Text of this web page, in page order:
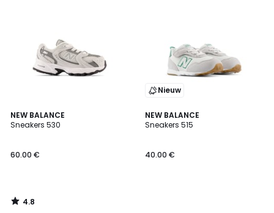
NEW BALANCE
Sneakers 530
60.00 €
4.8
/ 5
4.8
/
Nieuw
NEW BALANCE
Sneakers 515
40.00 €